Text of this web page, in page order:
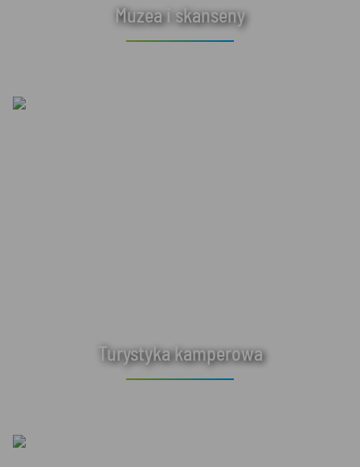
Muzea i skanseny
Turystyka kamperowa